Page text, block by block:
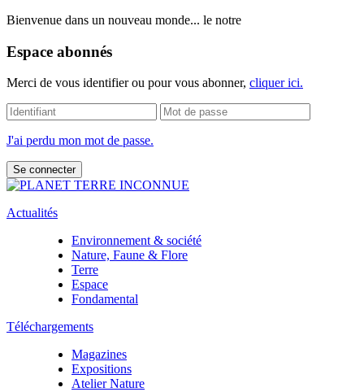
Bienvenue dans un nouveau monde... le notre
Espace abonnés
Merci de vous identifier ou pour vous abonner, cliquer ici.
J'ai perdu mon mot de passe.
Actualités
Environnement & société
Nature, Faune & Flore
Terre
Espace
Fondamental
Téléchargements
Magazines
Expositions
Atelier Nature